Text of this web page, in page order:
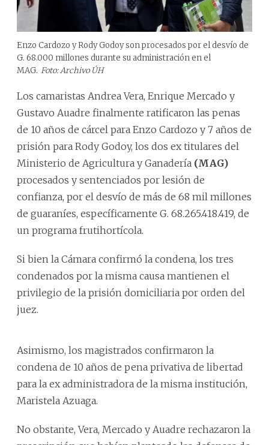
Enzo Cardozo y Rody Godoy son procesados por el desvío de
G. 68.000 millones durante su administración en el
MAG. Foto: Archivo ÚH
Los camaristas Andrea Vera, Enrique Mercado y
Gustavo Auadre finalmente ratificaron las penas
de 10 años de cárcel para Enzo Cardozo y 7 años de
prisión para Rody Godoy, los dos ex titulares del
Ministerio de Agricultura y Ganadería (MAG)
procesados y sentenciados por lesión de
confianza, por el desvío de más de 68 mil millones
de guaraníes, específicamente G. 68.265.418.419, de
un programa frutihortícola.
Si bien la Cámara confirmó la condena, los tres
condenados por la misma causa mantienen el
privilegio de la prisión domiciliaria por orden del
juez.
Asimismo, los magistrados confirmaron la
condena de 10 años de pena privativa de libertad
para la ex administradora de la misma institución,
Maristela Azuaga.
No obstante, Vera, Mercado y Auadre rechazaron la